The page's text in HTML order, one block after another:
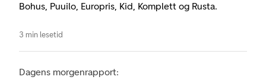
Bohus, Puuilo, Europris, Kid, Komplett og Rusta.
3 min lesetid
Dagens morgenrapport: